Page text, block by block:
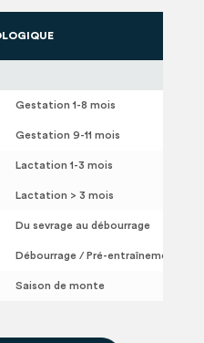
Gestation 1-8 mois
Gestation 9-11 mois
Lactation 1-3 mois
Lactation > 3 mois
Du sevrage au débourrage
Débourrage / Pré-entraînement
Saison de monte